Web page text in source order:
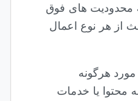
محدودیت های فوق
از هر نوع اعمال
هرگونه
محتوا یا خدمات